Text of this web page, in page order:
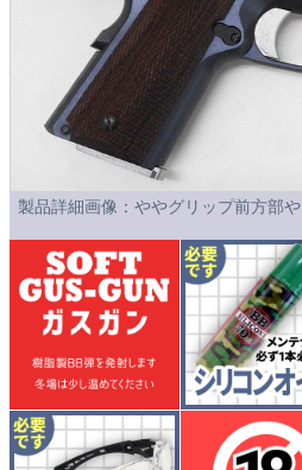
製品詳細画像：ややグリップ前方部